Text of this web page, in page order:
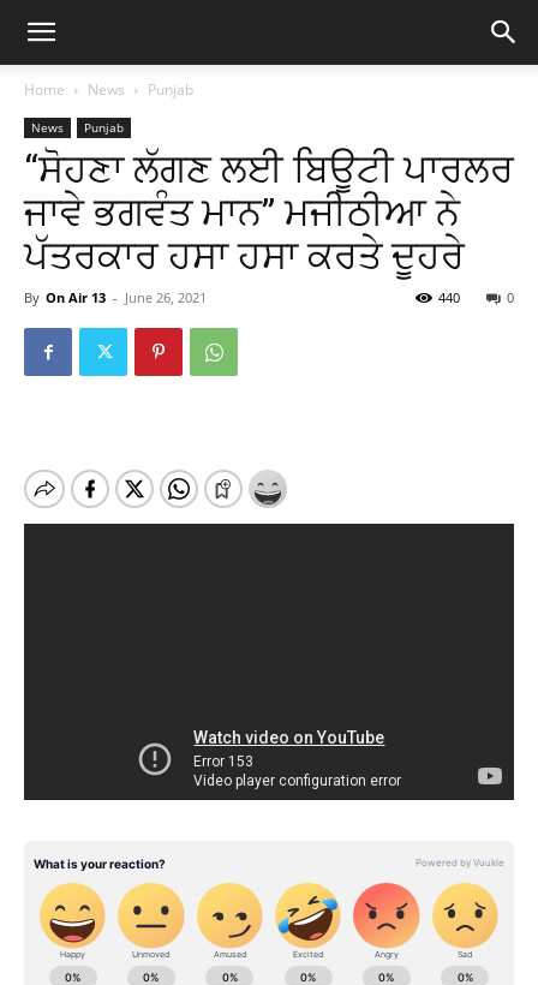
Home News Punjab
News Punjab
“ਸੋਹਣਾ ਲੱਗਣ ਲਈ ਬਿਊਟੀ ਪਾਰਲਰ
ਜਾਵੇ ਭਗਵੰਤ ਮਾਨ” ਮਜੀਠੀਆ ਨੇ
ਪੱਤਰਕਾਰ ਹਸਾ ਹਸਾ ਕਰਤੇ ਦੂਹਰੇ
By On Air 13 - June 26, 2021 0
440